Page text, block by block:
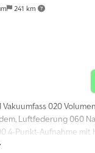
241 km
Vakuumfass 020
Luftfederung 060
4-Punkt-Aufnahme mit